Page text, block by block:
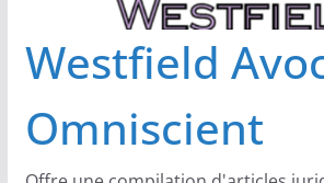
Westfield
Omniscient